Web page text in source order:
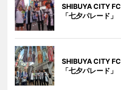
SHIBUYA CITY
「七夕パレード」
SHIBUYA CITY
「七夕パレード」